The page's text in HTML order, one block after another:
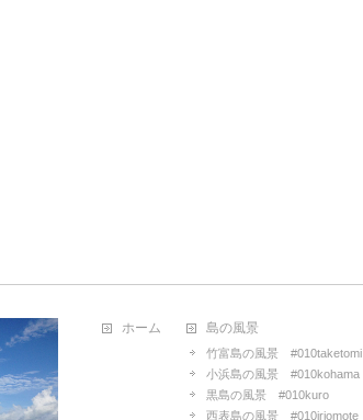
ホーム 島の風景
竹富島の風景 #010taketomi
小浜島の風景 #010kohama
黒島の風景 #010kuro
西表島の風景 #010iriomote